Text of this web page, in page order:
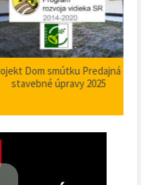
Zabezpečenie zvýšenia
plynulosti premávky – I/